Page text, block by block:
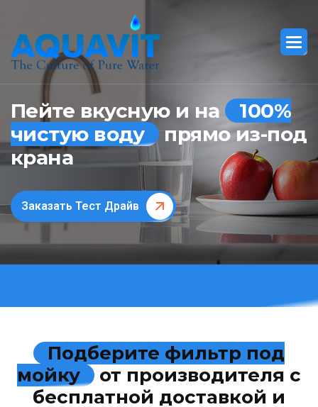
Пейте вкусную и на
100%
чистую воду прямо из-под
крана
Заказать Тест Драйв
Подберите фильтр под
мойку
от производителя с
бесплатной доставкой и